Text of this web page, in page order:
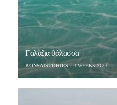
Γαλάζια θάλασσα
BONSAISTORIES 3 WEEKS AGO